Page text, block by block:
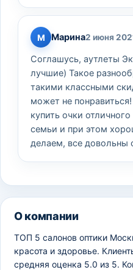
М Марина2 июня
Соглашусь, аутлеты
лучшие) Такое
такими классными
может не
купить очки
семьи и при этом
делаем, все довольны
О компании
ТОП 5 салонов оптики
красота и здоровье.
средняя оценка 5.0 из 5.